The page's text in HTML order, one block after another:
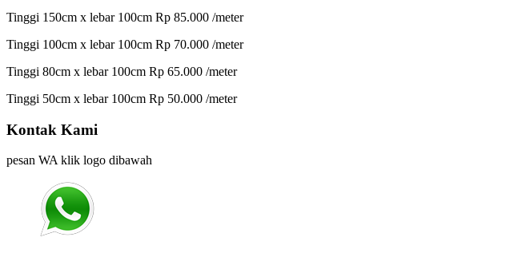
Tinggi 150cm x lebar 100cm Rp 85.000 /meter
Tinggi 100cm x lebar 100cm Rp 70.000 /meter
Tinggi 80cm x lebar 100cm Rp 65.000 /meter
Tinggi 50cm x lebar 100cm Rp 50.000 /meter
Kontak Kami
pesan WA klik logo dibawah